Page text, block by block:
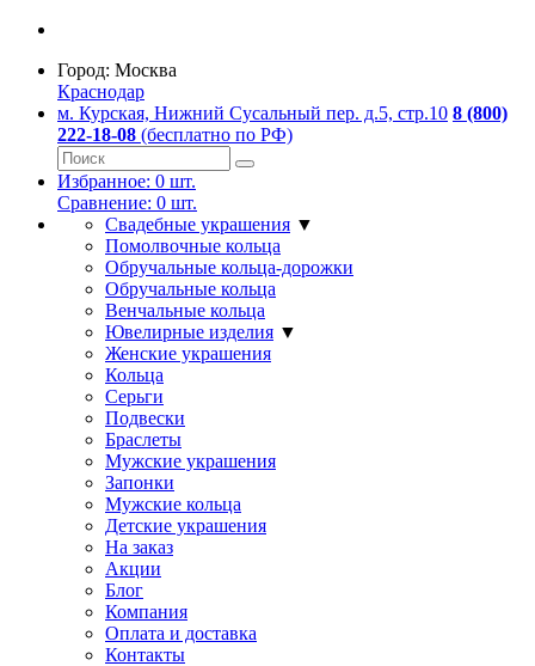
Город: Москва
Краснодар
м. Курская, Нижний Сусальный пер. д.5, стр.10 8 (800)
222-18-08 (бесплатно по РФ)
Избранное: 0 шт.
Сравнение: 0 шт.
Свадебные украшения ▼
Помолвочные кольца
Обручальные кольца-дорожки
Обручальные кольца
Венчальные кольца
Ювелирные изделия ▼
Женские украшения
Кольца
Серьги
Подвески
Браслеты
Мужские украшения
Запонки
Мужские кольца
Детские украшения
На заказ
Акции
Блог
Компания
Оплата и доставка
Контакты